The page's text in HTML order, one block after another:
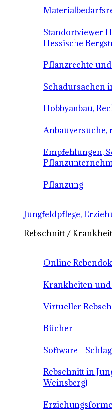
Standortviewer
Hessische
Pflanzrechte
Schadursachen
Hobbyanbau,
Anbauversuche,
Empfehlungen,
Pflanzung
Jungfeldpflege,
Rebschnitt /
Online
Krankheiten und
Virtueller
Bücher
Software -
Rebschnitt in
Weinsberg)